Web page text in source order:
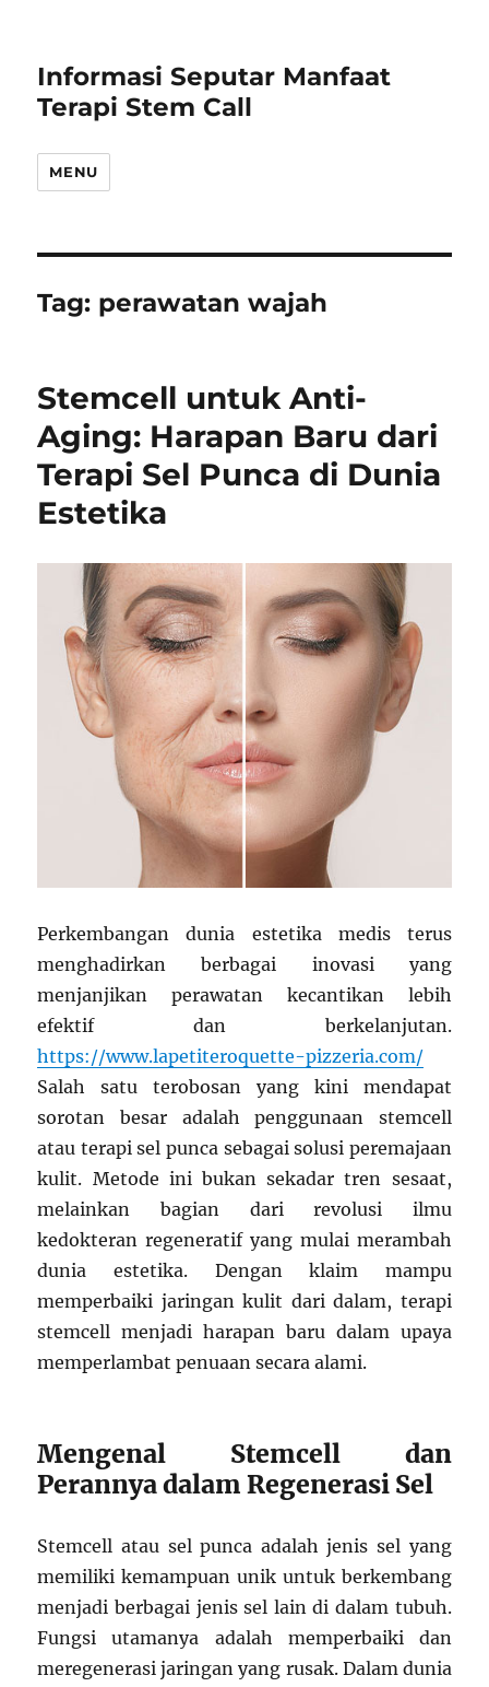
Informasi Seputar Manfaat
Terapi Stem Call
MENU
Tag: perawatan wajah
Stemcell untuk Anti-
Aging: Harapan Baru dari
Terapi Sel Punca di Dunia
Estetika
Perkembangan dunia estetika medis terus
menghadirkan berbagai inovasi yang
menjanjikan perawatan kecantikan lebih
efektif dan berkelanjutan.
https://www.lapetiteroquette-pizzeria.com/
Salah satu terobosan yang kini mendapat
sorotan besar adalah penggunaan stemcell
atau terapi sel punca sebagai solusi peremajaan
kulit. Metode ini bukan sekadar tren sesaat,
melainkan bagian dari revolusi ilmu
kedokteran regeneratif yang mulai merambah
dunia estetika. Dengan klaim mampu
memperbaiki jaringan kulit dari dalam, terapi
stemcell menjadi harapan baru dalam upaya
memperlambat penuaan secara alami.
Mengenal Stemcell dan
Perannya dalam Regenerasi Sel
Stemcell atau sel punca adalah jenis sel yang
memiliki kemampuan unik untuk berkembang
menjadi berbagai jenis sel lain di dalam tubuh.
Fungsi utamanya adalah memperbaiki dan
meregenerasi jaringan yang rusak. Dalam dunia